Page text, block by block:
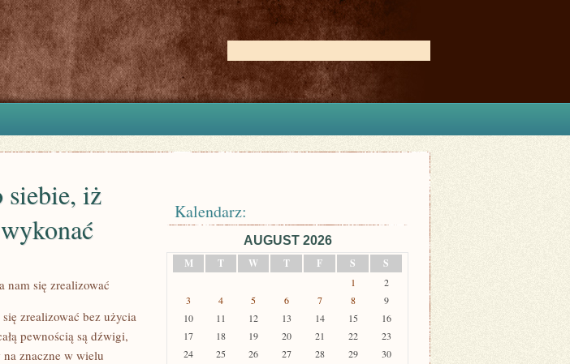
siebie, iż
nam się zrealizować
zrealizować bez użycia
pewnością są dźwigi,
znaczne w wielu
Kalendarz:
AUGUST 2026
M
T W T F S S
1
2
3
4 5 6 7 8
9
10
11 12 13 14 15
16
17
18 19 20 21 22
23
24
25 26 27 28 29
30